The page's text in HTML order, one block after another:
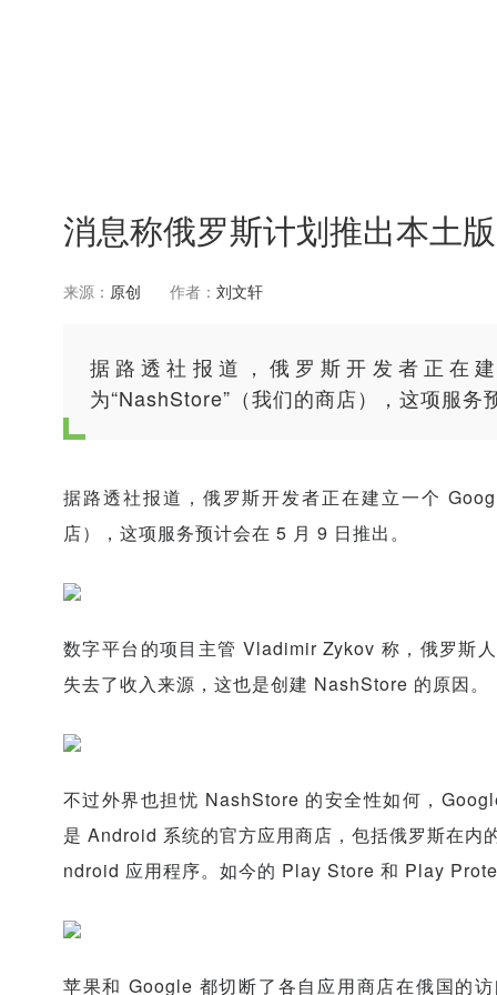
消息称俄罗斯计划推出本土
来源： 原创 作者： 刘文轩
据路透社报道，俄罗斯开发者正在
为“NashStore”（我们的商店），这项服
据路透社报道，俄罗斯开发者正在建立一个
店），这项服务预计会在 5 月 9 日推出。
数字平台的项目主管 Vladimir Zykov 称，俄罗斯
失去了收入来源，这也是创建 NashStore 的原因。
不过外界也担忧 NashStore 的安全性如何，
是 Android 系统的官方应用商店，包括俄罗斯在
ndroid 应用程序。如今的 Play Store 和 Play
苹果和 Google 都切断了各自应用商店在俄国的